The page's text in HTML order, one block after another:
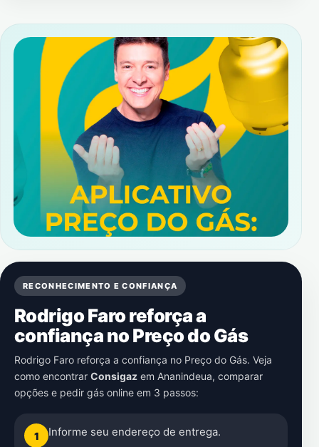
RECONHECIMENTO E CONFIANÇA
Rodrigo Faro reforça a
confiança no Preço do Gás
Rodrigo Faro reforça a confiança no Preço do Gás. Veja
como encontrar Consigaz em Ananindeua, comparar
opções e pedir gás online em 3 passos:
1 Informe seu endereço de entrega.